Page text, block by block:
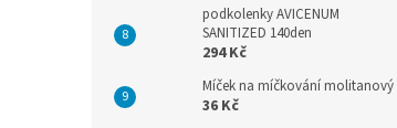
podkolenky AVICENUM
SANITIZED 140den
294 Kč
Míček na míčkování molitanový
36 Kč